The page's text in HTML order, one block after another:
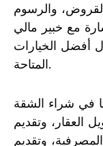
والرسوم
مع خبير مالي
الخيارات
المتاحة.
في شراء الشقة
العقار، وتقديم
وتقديم